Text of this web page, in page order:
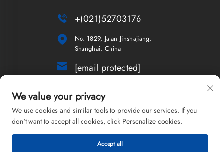
 +(021)52703176

No. 1829, Jalan Jinshajiang,
Shanghai, China
 [email protected]
Hak Cipta © 2026 Shanghai Maxam Company Limited. Hak cipta
We value your privacy
We use cookies and similar tools to provide our services. If you
don't want to accept all cookies, click Personalize cookies.
Accept all